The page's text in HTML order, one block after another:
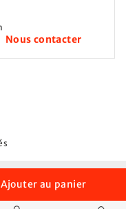
Ajouter au panier
Nous contacter
données